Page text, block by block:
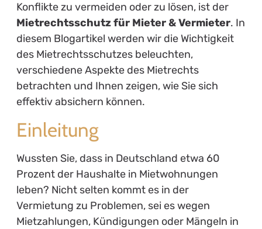
Konflikte zu vermeiden oder zu lösen, ist der
Mietrechtsschutz für Mieter & Vermieter. In
diesem Blogartikel werden wir die Wichtigkeit
des Mietrechtsschutzes beleuchten,
verschiedene Aspekte des Mietrechts
betrachten und Ihnen zeigen, wie Sie sich
effektiv absichern können.
Einleitung
Wussten Sie, dass in Deutschland etwa 60
Prozent der Haushalte in Mietwohnungen
leben? Nicht selten kommt es in der
Vermietung zu Problemen, sei es wegen
Mietzahlungen, Kündigungen oder Mängeln in